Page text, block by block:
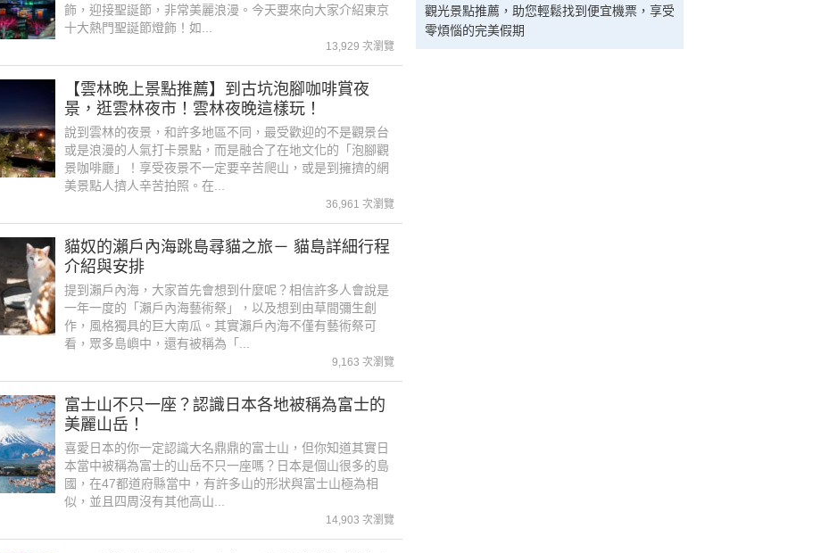
飾，迎接聖誕節，非常美麗浪漫。今天要來向大家介紹東京
十大熱門聖誕節燈飾！如...
13,929 次瀏覽
【雲林晚上景點推薦】到古坑泡腳咖啡賞夜
景，逛雲林夜市！雲林夜晚這樣玩！
說到雲林的夜景，和許多地區不同，最受歡迎的不是觀景台
或是浪漫的人氣打卡景點，而是融合了在地文化的「泡腳觀
景咖啡廳」！享受夜景不一定要辛苦爬山，或是到擁擠的網
美景點人擠人辛苦拍照。在...
36,961 次瀏覽
貓奴的瀨戶內海跳島尋貓之旅－ 貓島詳細行程
介紹與安排
提到瀨戶內海，大家首先會想到什麼呢？相信許多人會說是
一年一度的「瀨戶內海藝術祭」，以及想到由草間彌生創
作，風格獨具的巨大南瓜。其實瀨戶內海不僅有藝術祭可
看，眾多島嶼中，還有被稱為「...
9,163 次瀏覽
富士山不只一座？認識日本各地被稱為富士的
美麗山岳！
喜愛日本的你一定認識大名鼎鼎的富士山，但你知道其實日
本當中被稱為富士的山岳不只一座嗎？日本是個山很多的島
國，在47都道府縣當中，有許多山的形狀與富士山極為相
似，並且四周沒有其他高山...
14,903 次瀏覽
觀光景點推薦，助您輕鬆找到便宜機票，享受
零煩惱的完美假期